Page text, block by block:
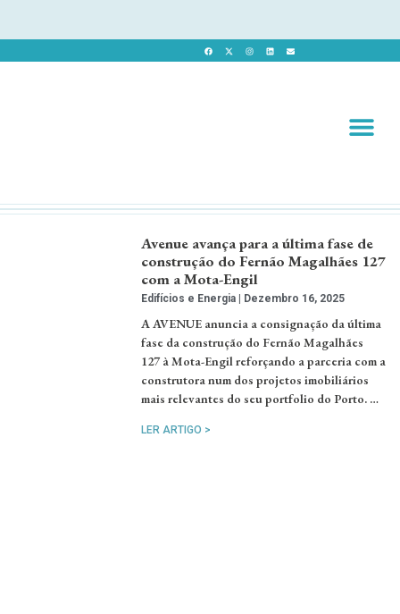
Avenue avança para a última fase de
construção do Fernão Magalhães 127
com a Mota-Engil
Edifícios e Energia Dezembro 16, 2025
A AVENUE anuncia a consignação da última
fase da construção do Fernão Magalhães
127 à Mota-Engil reforçando a parceria com a
construtora num dos projetos imobiliários
mais relevantes do seu portfolio do Porto. …
LER ARTIGO >